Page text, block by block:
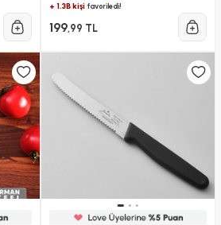
+ 1.3B kişifavoriledi!
199,99 TL